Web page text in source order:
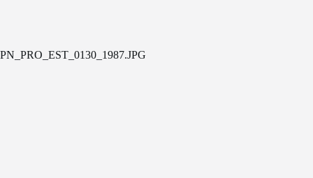
PN_PRO_EST_0130_1987.JPG